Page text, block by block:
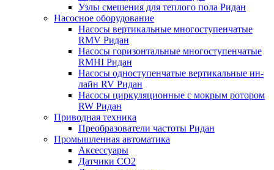
Узлы смешения для теплого пола Ридан
Насосное оборудование
Насосы вертикальные многоступенчатые
RMV Ридан
Насосы горизонтальные многоступенчатые
RMHI Ридан
Насосы одноступенчатые вертикальные ин-
лайн RV Ридан
Насосы циркуляционные с мокрым ротором
RW Ридан
Приводная техника
Преобразователи частоты Ридан
Промышленная автоматика
Аксессуары
Датчики CO2